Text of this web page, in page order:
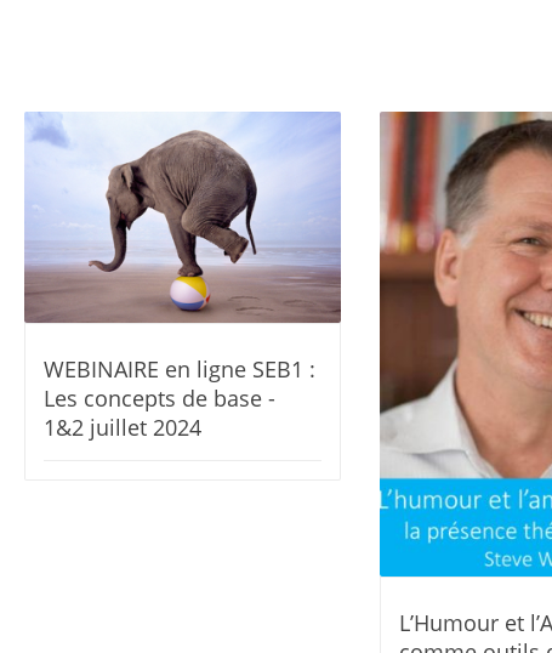
WEBINAIRE en ligne SEB1 :
Les concepts de base -
1&2 juillet 2024
L’Humour et